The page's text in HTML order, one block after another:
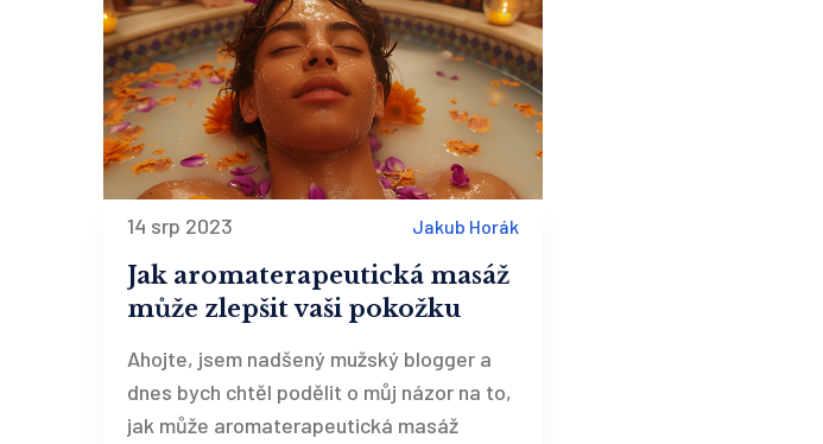
14 srp 2023 Jakub Horák
Jak aromaterapeutická masáž
může zlepšit vaši pokožku
Ahojte, jsem nadšený mužský blogger a
dnes bych chtěl podělit o můj názor na to,
jak může aromaterapeutická masáž